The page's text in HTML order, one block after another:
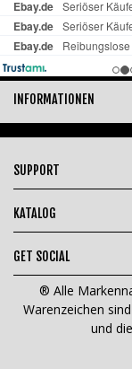
INFORMATIONEN
SUPPORT
KATALOG
GET SOCIAL
® Alle
Warenzeichen
und